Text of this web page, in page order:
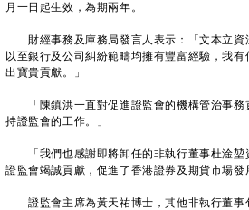
月一日起生效，為期兩年。
財經事務及庫務局發言人表示：「文本立資
以至銀行及公司糾紛範疇均擁有豐富經驗，我
出寶貴貢獻。」
「陳鎮洪一直對促進證監會的機構管治事務
持證監會的工作。」
「我們也感謝即將卸任的非執行董事杜淦堃
證監會竭誠貢獻，促進了香港證券及期貨市場發
證監會主席為黃天祐博士，其他非執行董事